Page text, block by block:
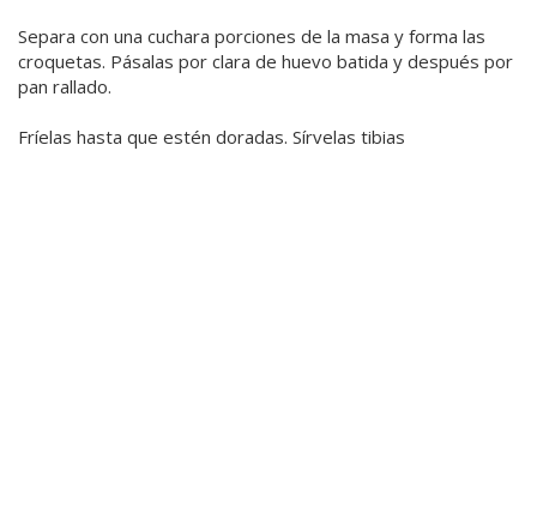
Separa con una cuchara porciones de la masa y forma las
croquetas. Pásalas por clara de huevo batida y después por
pan rallado.
Fríelas hasta que estén doradas. Sírvelas tibias